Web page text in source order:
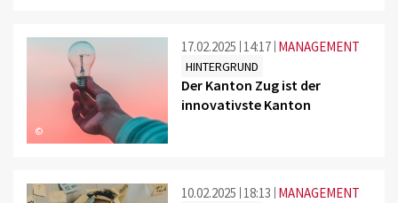
©
17.02.2025 14:17 MANAGEMENT
HINTERGRUND
Der Kanton Zug ist der
innovativste Kanton
10.02.2025 18:13 MANAGEMENT